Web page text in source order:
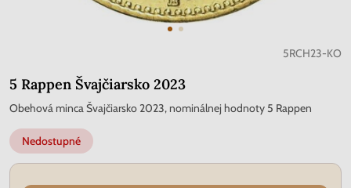
5RCH23-KO
5 Rappen Švajčiarsko 2023
Obehová minca Švajčiarsko 2023, nominálnej hodnoty 5 Rappen
Nedostupné